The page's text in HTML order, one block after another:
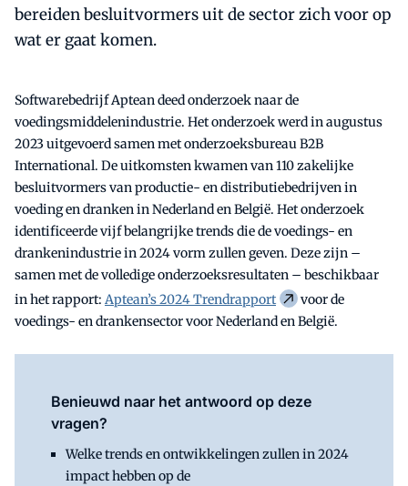
bereiden besluitvormers uit de sector zich voor op
wat er gaat komen.
Softwarebedrijf Aptean deed onderzoek naar de
voedingsmiddelenindustrie. Het onderzoek werd in augustus
2023 uitgevoerd samen met onderzoeksbureau B2B
International. De uitkomsten kwamen van 110 zakelijke
besluitvormers van productie- en distributiebedrijven in
voeding en dranken in Nederland en België. Het onderzoek
identificeerde vijf belangrijke trends die de voedings- en
drankenindustrie in 2024 vorm zullen geven. Deze zijn –
samen met de volledige onderzoeksresultaten – beschikbaar
in het rapport: Aptean’s 2024 Trendrapport
voor de
voedings- en drankensector voor Nederland en België.
Benieuwd naar het antwoord op deze
vragen?
Welke trends en ontwikkelingen zullen in 2024
impact hebben op de